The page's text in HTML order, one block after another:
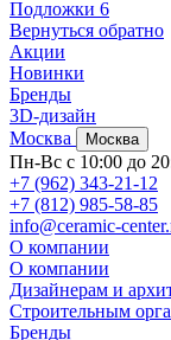
Подложки 6
Вернуться обратно
Акции
Новинки
Бренды
3D-дизайн
Москва
Москва
Пн-Вс с 10:00 до
+7 (962) 343-21-12
+7 (812) 985-58-85
info@ceramic-
О компании
О компании
Дизайнерам и
Строительным
Бренды